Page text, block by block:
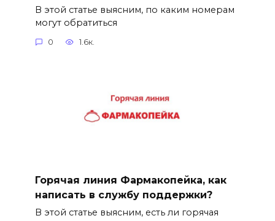
В этой статье выясним, по каким номерам
могут обратиться
0 1.6к.
Горячая линия Фармакопейка, как
написать в службу поддержки?
В этой статье выясним, есть ли горячая